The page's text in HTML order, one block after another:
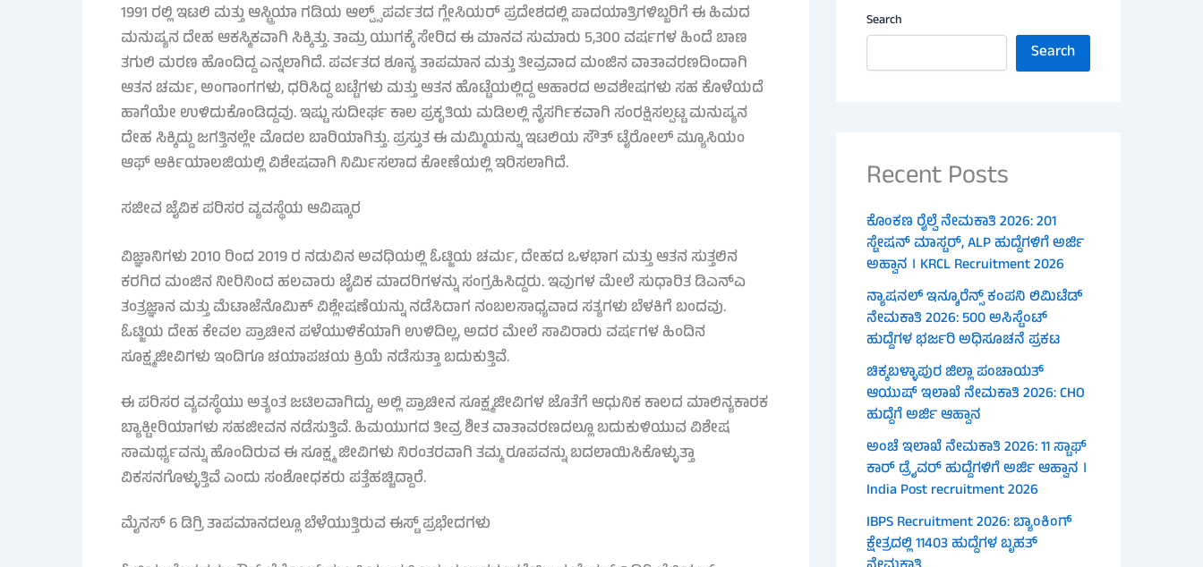
1991 ರಲ್ಲಿ ಇಟಲಿ ಮತ್ತು ಆಸ್ಟ್ರಿಯಾ ಗಡಿಯ ಆಲ್ಪ್ಸ್ ಪರ್ವತದ ಗ್ಲೇಸಿಯರ್ ಪ್ರದೇಶದಲ್ಲಿ ಪಾದಯಾತ್ರಿಗಳಿಬ್ಬರಿಗೆ ಈ ಹಿಮದ
ಮನುಷ್ಯನ ದೇಹ ಆಕಸ್ಮಿಕವಾಗಿ ಸಿಕ್ಕಿತ್ತು. ತಾಮ್ರ ಯುಗಕ್ಕೆ ಸೇರಿದ ಈ ಮಾನವ ಸುಮಾರು 5,300 ವರ್ಷಗಳ ಹಿಂದೆ ಬಾಣ
ತಗುಲಿ ಮರಣ ಹೊಂದಿದ್ದ ಎನ್ನಲಾಗಿದೆ. ಪರ್ವತದ ಶೂನ್ಯ ತಾಪಮಾನ ಮತ್ತು ತೀವ್ರವಾದ ಮಂಜಿನ ವಾತಾವರಣದಿಂದಾಗಿ
ಆತನ ಚರ್ಮ, ಅಂಗಾಂಗಗಳು, ಧರಿಸಿದ್ದ ಬಟ್ಟೆಗಳು ಮತ್ತು ಆತನ ಹೊಟ್ಟೆಯಲ್ಲಿದ್ದ ಆಹಾರದ ಅವಶೇಷಗಳು ಸಹ ಕೊಳೆಯದೆ
ಹಾಗೆಯೇ ಉಳಿದುಕೊಂಡಿದ್ದವು. ಇಷ್ಟು ಸುದೀರ್ಘ ಕಾಲ ಪ್ರಕೃತಿಯ ಮಡಿಲಲ್ಲಿ ನೈಸರ್ಗಿಕವಾಗಿ ಸಂರಕ್ಷಿಸಲ್ಪಟ್ಟ ಮನುಷ್ಯನ
ದೇಹ ಸಿಕ್ಕಿದ್ದು ಜಗತ್ತಿನಲ್ಲೇ ಮೊದಲ ಬಾರಿಯಾಗಿತ್ತು. ಪ್ರಸ್ತುತ ಈ ಮಮ್ಮಿಯನ್ನು ಇಟಲಿಯ ಸೌತ್ ಟೈರೋಲ್ ಮ್ಯೂಸಿಯಂ
ಆಫ್ ಆರ್ಕಿಯಾಲಜಿಯಲ್ಲಿ ವಿಶೇಷವಾಗಿ ನಿರ್ಮಿಸಲಾದ ಕೋಣೆಯಲ್ಲಿ ಇರಿಸಲಾಗಿದೆ.
ಸಜೀವ ಜೈವಿಕ ಪರಿಸರ ವ್ಯವಸ್ಥೆಯ ಆವಿಷ್ಕಾರ
ವಿಜ್ಞಾನಿಗಳು 2010 ರಿಂದ 2019 ರ ನಡುವಿನ ಅವಧಿಯಲ್ಲಿ ಓಟ್ಜಿಯ ಚರ್ಮ, ದೇಹದ ಒಳಭಾಗ ಮತ್ತು ಆತನ ಸುತ್ತಲಿನ
ಕರಗಿದ ಮಂಜಿನ ನೀರಿನಿಂದ ಹಲವಾರು ಜೈವಿಕ ಮಾದರಿಗಳನ್ನು ಸಂಗ್ರಹಿಸಿದ್ದರು. ಇವುಗಳ ಮೇಲೆ ಸುಧಾರಿತ ಡಿಎನ್ಎ
ತಂತ್ರಜ್ಞಾನ ಮತ್ತು ಮೆಟಾಜೆನೊಮಿಕ್ ವಿಶ್ಲೇಷಣೆಯನ್ನು ನಡೆಸಿದಾಗ ನಂಬಲಸಾಧ್ಯವಾದ ಸತ್ಯಗಳು ಬೆಳಕಿಗೆ ಬಂದವು.
ಓಟ್ಜಿಯ ದೇಹ ಕೇವಲ ಪ್ರಾಚೀನ ಪಳೆಯುಳಿಕೆಯಾಗಿ ಉಳಿದಿಲ್ಲ, ಅದರ ಮೇಲೆ ಸಾವಿರಾರು ವರ್ಷಗಳ ಹಿಂದಿನ
ಸೂಕ್ಷ್ಮಜೀವಿಗಳು ಇಂದಿಗೂ ಚಯಾಪಚಯ ಕ್ರಿಯೆ ನಡೆಸುತ್ತಾ ಬದುಕುತ್ತಿವೆ.
ಈ ಪರಿಸರ ವ್ಯವಸ್ಥೆಯು ಅತ್ಯಂತ ಜಟಿಲವಾಗಿದ್ದು, ಅಲ್ಲಿ ಪ್ರಾಚೀನ ಸೂಕ್ಷ್ಮಜೀವಿಗಳ ಜೊತೆಗೆ ಆಧುನಿಕ ಕಾಲದ ಮಾಲಿನ್ಯಕಾರಕ
ಬ್ಯಾಕ್ಟೀರಿಯಾಗಳು ಸಹಜೀವನ ನಡೆಸುತ್ತಿವೆ. ಹಿಮಯುಗದ ತೀವ್ರ ಶೀತ ವಾತಾವರಣದಲ್ಲೂ ಬದುಕುಳಿಯುವ ವಿಶೇಷ
ಸಾಮರ್ಥ್ಯವನ್ನು ಹೊಂದಿರುವ ಈ ಸೂಕ್ಷ್ಮ ಜೀವಿಗಳು ನಿರಂತರವಾಗಿ ತಮ್ಮ ರೂಪವನ್ನು ಬದಲಾಯಿಸಿಕೊಳ್ಳುತ್ತಾ
ವಿಕಸನಗೊಳ್ಳುತ್ತಿವೆ ಎಂದು ಸಂಶೋಧಕರು ಪತ್ತೆಹಚ್ಚಿದ್ದಾರೆ.
ಮೈನಸ್ 6 ಡಿಗ್ರಿ ತಾಪಮಾನದಲ್ಲೂ ಬೆಳೆಯುತ್ತಿರುವ ಈಸ್ಟ್ ಪ್ರಭೇದಗಳು
Search
Search
Recent Posts
ಕೊಂಕಣ ರೈಲ್ವೆ ನೇಮಕಾತಿ 2026: 201
ಸ್ಟೇಷನ್ ಮಾಸ್ಟರ್, ALP ಹುದ್ದೆಗಳಿಗೆ ಅರ್ಜಿ
ಅಹ್ವಾನ । KRCL Recruitment 2026
ನ್ಯಾಷನಲ್ ಇನ್ಶೂರೆನ್ಸ್ ಕಂಪನಿ ಲಿಮಿಟೆಡ್
ನೇಮಕಾತಿ 2026: 500 ಅಸಿಸ್ಟೆಂಟ್
ಹುದ್ದೆಗಳ ಭರ್ಜರಿ ಅಧಿಸೂಚನೆ ಪ್ರಕಟ
ಚಿಕ್ಕಬಳ್ಳಾಪುರ ಜಿಲ್ಲಾ ಪಂಚಾಯತ್
ಆಯುಷ್ ಇಲಾಖೆ ನೇಮಕಾತಿ 2026: CHO
ಹುದ್ದೆಗೆ ಅರ್ಜಿ ಆಹ್ವಾನ
ಅಂಚೆ ಇಲಾಖೆ ನೇಮಕಾತಿ 2026: 11 ಸ್ಟಾಫ್
ಕಾರ್ ಡ್ರೈವರ್ ಹುದ್ದೆಗಳಿಗೆ ಅರ್ಜಿ ಆಹ್ವಾನ ।
India Post recruitment 2026
IBPS Recruitment 2026: ಬ್ಯಾಂಕಿಂಗ್
ಕ್ಷೇತ್ರದಲ್ಲಿ 11403 ಹುದ್ದೆಗಳ ಬೃಹತ್